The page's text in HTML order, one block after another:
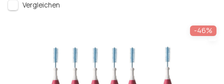
Vergleichen
-46%